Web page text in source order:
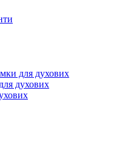
для духових
духових